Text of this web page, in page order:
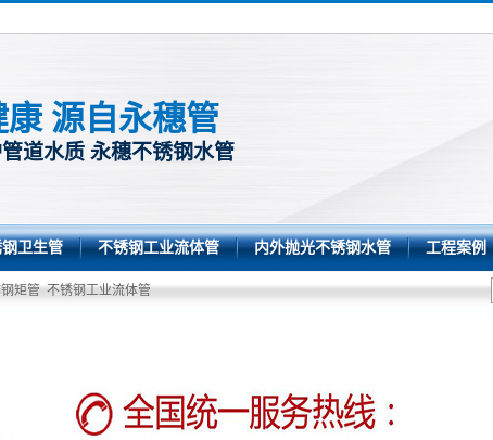
源自永穗管
道水质 永穗不锈钢水管
卫生管 不锈钢工业流体管 内外抛光不锈钢水管 工程案例
矩管 不锈钢工业流体管